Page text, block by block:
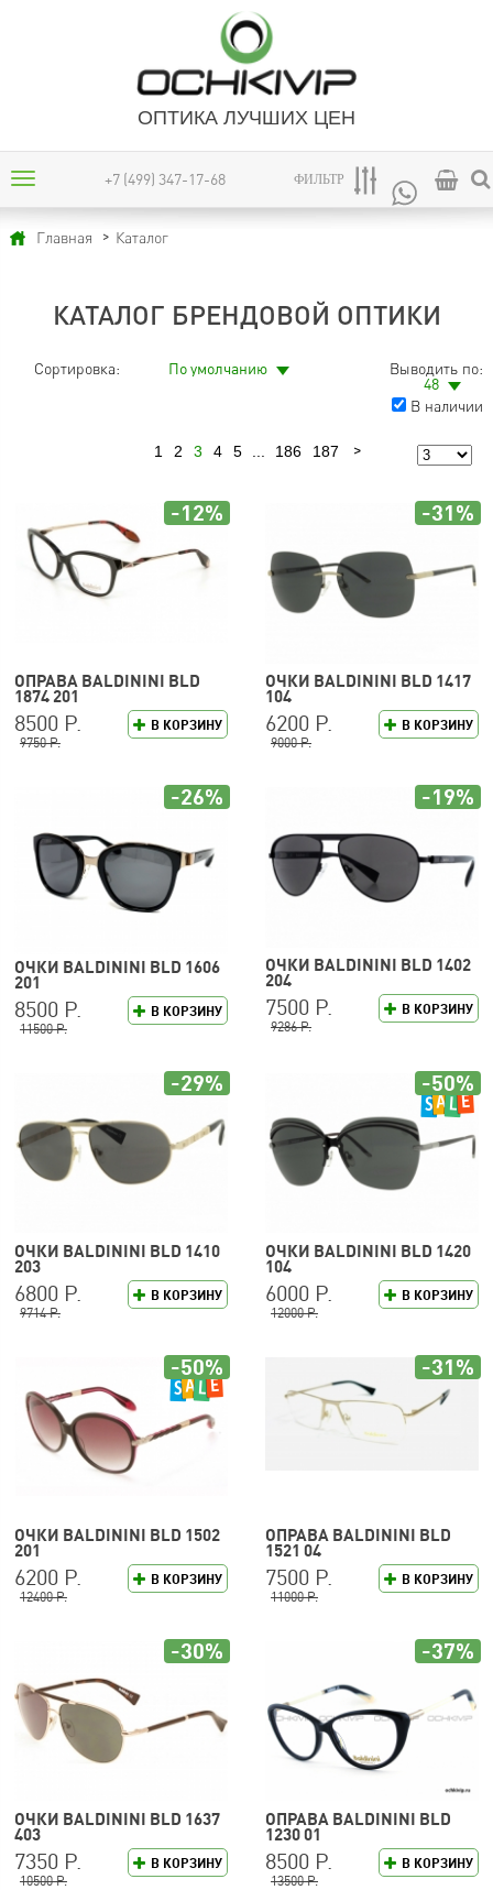
ОПТИКА ЛУЧШИХ ЦЕН
+7 (499) 347-17-68 ФИЛЬТР
Главная Каталог
КАТАЛОГ БРЕНДОВОЙ ОПТИКИ
Сортировка: По умолчанию
Выводить по:
48
В наличии
Предыдущая
1 2 3 4 5 186 187 Следующая
ОПРАВА BALDININI BLD
1874 201
В КОРЗИНУ
8500 Р.
9750 Р.
-12%
ОЧКИ BALDININI BLD 1417
104
В КОРЗИНУ
6200 Р.
9000 Р.
-31%
ОЧКИ BALDININI BLD 1606
201
В КОРЗИНУ
8500 Р.
11500 Р.
-26%
ОЧКИ BALDININI BLD 1402
204
В КОРЗИНУ
7500 Р.
9286 Р.
-19%
ОЧКИ BALDININI BLD 1410
203
В КОРЗИНУ
6800 Р.
9714 Р.
-29%
ОЧКИ BALDININI BLD 1420
104
В КОРЗИНУ
6000 Р.
12000 Р.
-50%
ОЧКИ BALDININI BLD 1502
201
В КОРЗИНУ
6200 Р.
12400 Р.
-50%
ОПРАВА BALDININI BLD
1521 04
В КОРЗИНУ
7500 Р.
11000 Р.
-31%
ОЧКИ BALDININI BLD 1637
403
В КОРЗИНУ
7350 Р.
10500 Р.
-30%
ОПРАВА BALDININI BLD
1230 01
В КОРЗИНУ
8500 Р.
13500 Р.
-37%